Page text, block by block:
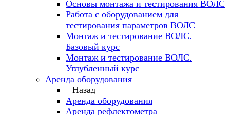
Основы монтажа и тестирования ВОЛС
Работа с оборудованием для
тестирования параметров ВОЛС
Монтаж и тестирование ВОЛС.
Базовый курс
Монтаж и тестирование ВОЛС.
Углубленный курс
Аренда оборудования
Назад
Аренда оборудования
Аренда рефлектометра